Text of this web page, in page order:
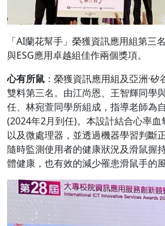
「AI蘭花幫手」榮獲資訊應用組第三
與ESG應用卓越組佳作兩個獎項。
心有所鼠 ：榮獲資訊應用組及亞洲·
雙料第三名。由江尚恩、王智輝同學
任、林宛萱同學所組成，指導老師為
(2024年2月到任)。本設計結合心率
以及微處理器，並透過機器學習判斷
隨時監測使用者的健康狀況及滑鼠握
體健康，也有效的減少罹患滑鼠手的風